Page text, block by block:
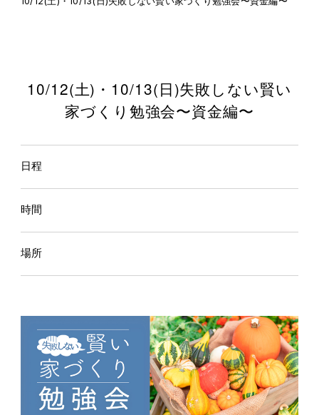
10/12(土)・10/13(日)失敗しない賢い
家づくり勉強会〜資金編〜
日程
時間
場所